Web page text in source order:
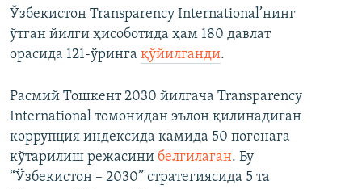
Ўзбекистон Transparency International’нинг
ўтган йилги ҳисоботида ҳам 180 давлат
орасида 121-ўринга қўйилганди.
Расмий Тошкент 2030 йилгача Transparency
International томонидан эълон қилинадиган
коррупция индексида камида 50 поғонага
кўтарилиш режасини белгилаган. Бу
“Ўзбекистон – 2030” стратегиясида 5 та